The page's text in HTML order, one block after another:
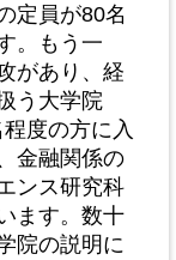
定員が80名
。もう一
があり、経
う大学院
度の方に入
金融関係の
ンス研究科
ます。数十
院の説明に